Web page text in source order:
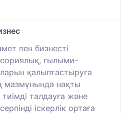
пен бизнесті
ғылыми-
қалыптастыруға
мазмұнында нақты
талдауға және
іскерлік ортаға